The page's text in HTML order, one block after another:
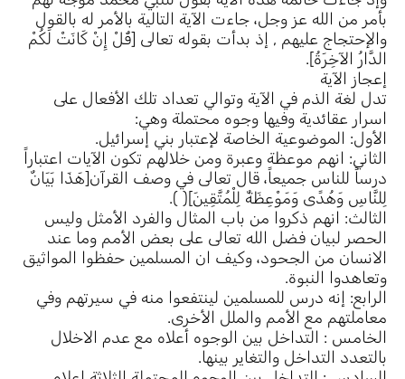
بأمر من الله عز وجل، جاءت الآية التالية بالأمر له بالقول
والإحتجاج عليهم , إذ بدأت بقوله تعالى [قُلْ إِنْ كَانَتْ لَكُمْ
الدَّارُ الآخِرَةُ].
إعجاز الآية
تدل لغة الذم في الآية وتوالي تعداد تلك الأفعال على
اسرار عقائدية وفيها وجوه محتملة وهي:
الأول: الموضوعية الخاصة لإعتبار بني إسرائيل.
الثاني: انهم موعظة وعبرة ومن خلالهم تكون الآيات اعتباراً
درساً للناس جميعاً، قال تعالى في وصف القرآن[هَذَا بَيَانٌ
لِلنَّاسِ وَهُدًى وَمَوْعِظَةٌ لِلْمُتَّقِينَ]( ).
الثالث: انهم ذكروا من باب المثال والفرد الأمثل وليس
الحصر لبيان فضل الله تعالى على بعض الأمم وما عند
الانسان من الجحود، وكيف ان المسلمين حفظوا المواثيق
وتعاهدوا النبوة.
الرابع: إنه درس للمسلمين لينتفعوا منه في سيرتهم وفي
معاملتهم مع الأمم والملل الأخرى.
الخامس : التداخل بين الوجوه أعلاه مع عدم الاخلال
بالتعدد التداخل والتغاير بينها.